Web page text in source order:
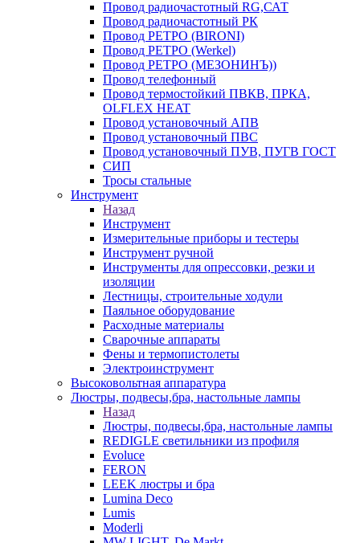
Провод радиочастотный RG,САТ
Провод радиочастотный РК
Провод РЕТРО (BIRONI)
Провод РЕТРО (Werkel)
Провод РЕТРО (МЕЗОНИНЪ))
Провод телефонный
Провод термостойкий ПВКВ, ПРКА,
OLFLEX HEAT
Провод установочный АПВ
Провод установочный ПВС
Провод установочный ПУВ, ПУГВ ГОСТ
СИП
Тросы стальные
Инструмент
Назад
Инструмент
Измерительные приборы и тестеры
Инструмент ручной
Инструменты для опрессовки, резки и
изоляции
Лестницы, строительные ходули
Паяльное оборудование
Расходные материалы
Сварочные аппараты
Фены и термопистолеты
Электроинструмент
Высоковольтная аппаратура
Люстры, подвесы,бра, настольные лампы
Назад
Люстры, подвесы,бра, настольные лампы
REDIGLE светильники из профиля
Evoluce
FERON
LEEK люстры и бра
Lumina Deco
Lumis
Moderli